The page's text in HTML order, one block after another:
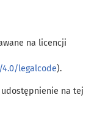
na licencji
legalcode).
udostępnienie na tej